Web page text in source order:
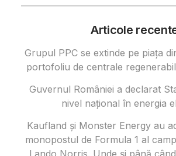
Articole
Grupul PPC se extinde pe piața
portofoliu de centrale
Guvernul României a declarat
nivel național în energia
Kaufland și Monster Energy au
monopostul de Formula 1 al
Lando Norris. Unde și până